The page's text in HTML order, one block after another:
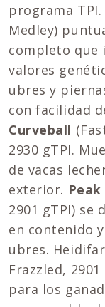
programa TPI.
Medley)
completo que
valores
ubres y
con facilidad
Curveball
2930 gTPI.
de vacas
exterior.
2901 gTPI) se
en contenido
ubres.
Frazzled,
para los